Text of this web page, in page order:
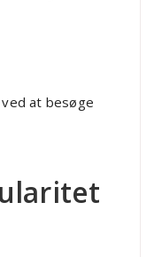
at besøge